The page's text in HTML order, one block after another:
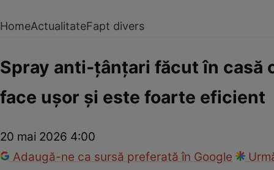
HomeActualitateFapt divers
Spray anti-țânțari făcut în casă
face ușor și este foarte eficient
20 mai 2026 4:00
Adaugă-ne ca sursă preferată în Google